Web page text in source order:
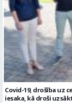
Covid-19, drošība uz
iesaka, kā droši